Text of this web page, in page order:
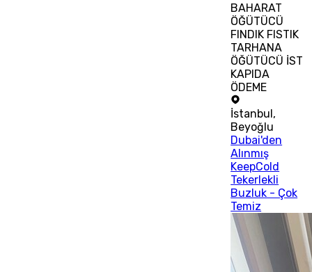
BAHARAT
ÖĞÜTÜCÜ
FINDIK FISTIK
TARHANA
ÖĞÜTÜCÜ İST
KAPIDA
ÖDEME
İstanbul,
Beyoğlu
Dubai'den
Alınmış
KeepCold
Tekerlekli
Buzluk - Çok
Temiz